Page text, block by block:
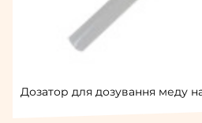
Дозатор для дозування меду